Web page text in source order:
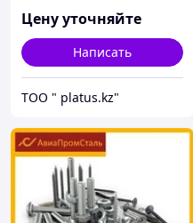
Цену уточняйте
Написать
ТОО " platus.kz"